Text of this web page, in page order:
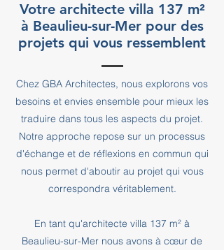
Votre architecte villa 137 m²
à Beaulieu-sur-Mer pour des
projets qui vous ressemblent
Chez GBA Architectes, nous explorons vos
besoins et envies ensemble pour mieux les
traduire dans tous les aspects du projet.
Notre approche repose sur un processus
d'échange et de réflexions en commun qui
nous permet d'aboutir au projet qui vous
correspondra véritablement.
En tant qu'architecte villa 137 m² à
Beaulieu-sur-Mer nous avons à cœur de